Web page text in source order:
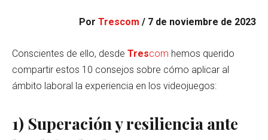
Por Trescom / 7 de noviembre de 2023
Conscientes de ello, desde Trescom hemos querido
compartir estos 10 consejos sobre cómo aplicar al
ámbito laboral la experiencia en los videojuegos:
1) Superación y resiliencia ante